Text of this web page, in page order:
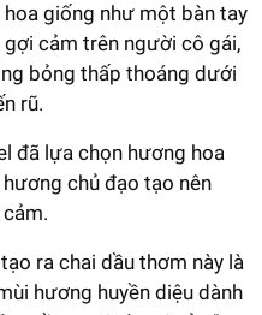
giống như một bàn tay
cảm trên người cô gái,
bỏng thấp thoáng dưới
rũ.
đã lựa chọn hương hoa
chủ đạo tạo nên
cảm.
ra chai dầu thơm này là
hương huyền diệu dành